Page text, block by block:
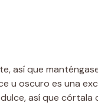
así que
u oscuro es una
así que